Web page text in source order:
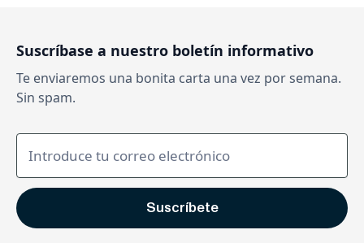
Suscríbase a nuestro boletín informativo
Te enviaremos una bonita carta una vez por semana.
Sin spam.